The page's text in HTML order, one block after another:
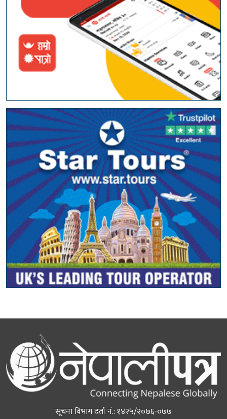
सूचना विभाग दर्ता नं.: १४२५/२०७६-०७७